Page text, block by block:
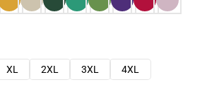
XL 2XL 3XL
4XL